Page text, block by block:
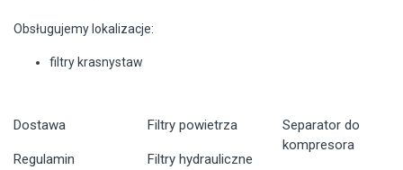
Obsługujemy lokalizacje:
filtry krasnystaw
Dostawa
Regulamin
Filtry powietrza
Filtry hydrauliczne
Separator do
kompresora